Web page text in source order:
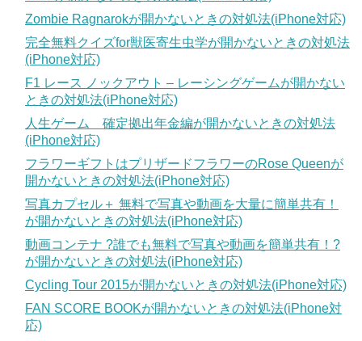
Zombie Ragnarokが開かないときの対処法(iPhone対応)
完全無料クイズfor獣医寄生虫学が開かないときの対処法
(iPhone対応)
F1 レース ノックアウト – レーシングゲームが開かない
ときの対処法(iPhone対応)
人生ゲーム 確定拠出年金編が開かないときの対処法
(iPhone対応)
フラワーギフトはプリザードフラワーのRose Queenが
開かないときの対処法(iPhone対応)
写真カプセル＋ 無料で写真や動画を大量に簡単共有！
が開かないときの対処法(iPhone対応)
動画コンテナ ?誰でも無料で写真や動画を簡単共有！?
が開かないときの対処法(iPhone対応)
Cycling Tour 2015が開かないときの対処法(iPhone対応)
FAN SCORE BOOKが開かないときの対処法(iPhone対
応)